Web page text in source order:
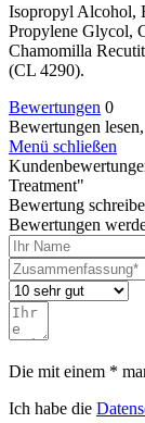
Isopropyl Alcohol,
Propylene Glycol,
Chamomilla
(CL 4290).
Bewertungen 0
Bewertungen
Menü schließen
Treatment"
Bewertung
Bewertungen
Die mit einem *
Ich habe die